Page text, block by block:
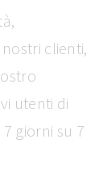
clienti,
utenti di
giorni su 7